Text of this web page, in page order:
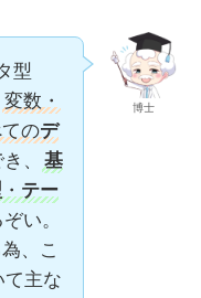
博士
型
変数・
のデ
、
基
・ テー
い。
、こ
て主な